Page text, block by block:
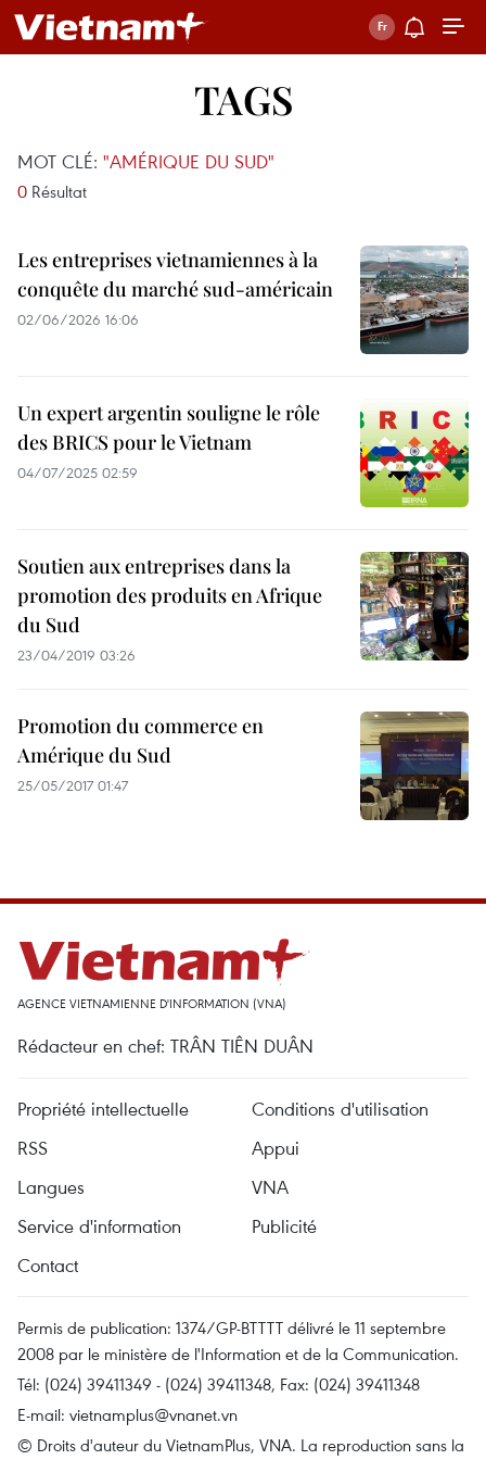
TAGS
MOT CLÉ: "AMÉRIQUE DU SUD"
0 Résultat
Les entreprises vietnamiennes à la
conquête du marché sud-américain
02/06/2026 16:06
Un expert argentin souligne le rôle
des BRICS pour le Vietnam
04/07/2025 02:59
Soutien aux entreprises dans la
promotion des produits en Afrique
du Sud
23/04/2019 03:26
Promotion du commerce en
Amérique du Sud
25/05/2017 01:47
AGENCE VIETNAMIENNE D'INFORMATION (VNA)
Rédacteur en chef: TRÂN TIÊN DUÂN
Propriété intellectuelle
Conditions d'utilisation
RSS
Appui
Langues
VNA
Service d'information
Publicité
Contact
Permis de publication: 1374/GP-BTTTT délivré le 11 septembre
2008 par le ministère de l'Information et de la Communication.
Tél: (024) 39411349 - (024) 39411348, Fax: (024) 39411348
E-mail: vietnamplus@vnanet.vn
© Droits d'auteur du VietnamPlus, VNA. La reproduction sans la